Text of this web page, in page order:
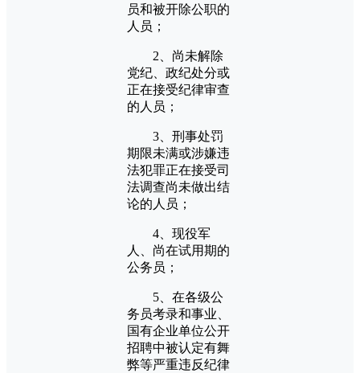
员和被开除公职的
人员；
2、尚未解除
党纪、政纪处分或
正在接受纪律审查
的人员；
3、刑事处罚
期限未满或涉嫌违
法犯罪正在接受司
法调查尚未做出结
论的人员；
4、现役军
人、尚在试用期的
公务员；
5、在各级公
务员考录和事业、
国有企业单位公开
招聘中被认定有舞
弊等严重违反纪律